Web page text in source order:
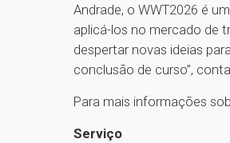
Andrade, o WWT2026 é
aplicá-los no mercado de
despertar novas ideias
conclusão de curso”,
Para mais informações
Serviço